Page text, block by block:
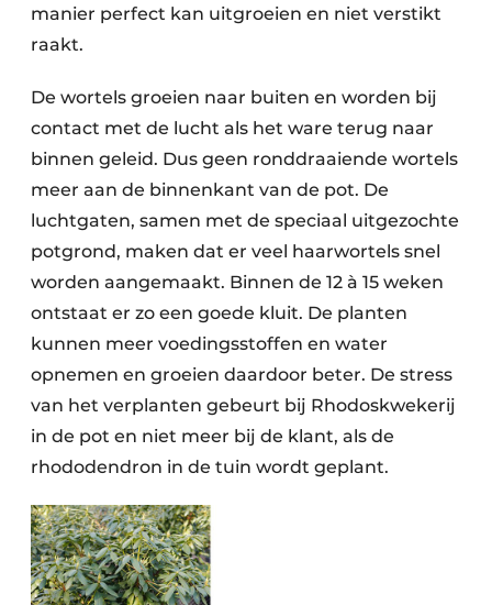
manier perfect kan uitgroeien en niet verstikt
raakt.
De wortels groeien naar buiten en worden bij
contact met de lucht als het ware terug naar
binnen geleid. Dus geen ronddraaiende wortels
meer aan de binnenkant van de pot. De
luchtgaten, samen met de speciaal uitgezochte
potgrond, maken dat er veel haarwortels snel
worden aangemaakt. Binnen de 12 à 15 weken
ontstaat er zo een goede kluit. De planten
kunnen meer voedingsstoffen en water
opnemen en groeien daardoor beter. De stress
van het verplanten gebeurt bij Rhodoskwekerij
in de pot en niet meer bij de klant, als de
rhododendron in de tuin wordt geplant.